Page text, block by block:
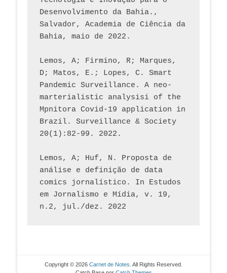
Desenvolvimento da Bahia.,
Salvador, Academia de Ciência da
Bahia, maio de 2022.
Lemos, A; Firmino, R; Marques,
D; Matos, E.; Lopes, C. Smart
Pandemic Surveillance. A neo-
marterialistic analysisi of the
Mpnitora Covid-19 application in
Brazil. Surveillance & Society
20(1):82-99. 2022.
Lemos, A; Huf, N. Proposta de
análise e definição de data
comics jornalístico. In Estudos
em Jornalismo e Mídia, v. 19,
n.2, jul./dez. 2022
Copyright © 2026 Carnet de Notes . All Rights Reserved.